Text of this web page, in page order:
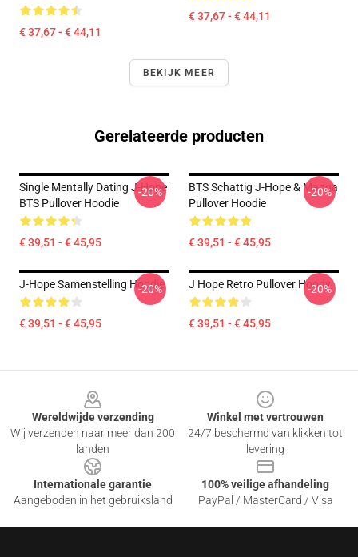
€ 37,67 - € 44,11
€ 37,67 - € 44,11
BEKIJK MEER
Gerelateerde producten
Single Mentally Dating J-Hope
BTS Pullover Hoodie
€ 39,51 - € 45,95
-20%
BTS Schattig J-Hope & Manga
Pullover Hoodie
€ 39,51 - € 45,95
-20%
J-Hope Samenstelling Hoodie
€ 39,51 - € 45,95
-20% J Hope Retro Pullover Hoody
€ 39,51 - € 45,95
-20%
Wereldwijde verzending
Wij verzenden naar meer dan 200
landen
Winkel met vertrouwen
24/7 beschermd van klikken tot
levering
Internationale garantie
Aangeboden in het gebruiksland
100% veilige afhandeling
PayPal / MasterCard / Visa